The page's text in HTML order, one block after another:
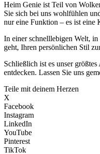
Heim Genie ist Teil von
Sie sich bei uns wohlfühlen
nur eine Funktion – es ist eine
In einer schnelllebigen Welt,
geht, Ihren persönlichen Stil
Schließlich ist es unser
entdecken. Lassen Sie uns
Teile mit deinem Herzen
X
Facebook
Instagram
LinkedIn
YouTube
Pinterest
TikTok